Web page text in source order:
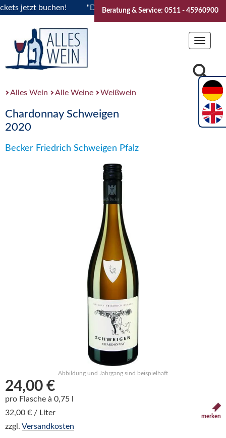
jetzt buchen! "Das Sommerfest 2026" Vive la
Beratung & Service: 0511 - 45960900
Toggle
Alles Wein Alle Weine Weißwein
Chardonnay Schweigen
2020
Becker Friedrich Schweigen Pfalz
Abbildung und Jahrgang sind beispielhaft
24,00 €
pro Flasche à 0,75 l
32,00 € / Liter
zzgl. Versandkosten
merken